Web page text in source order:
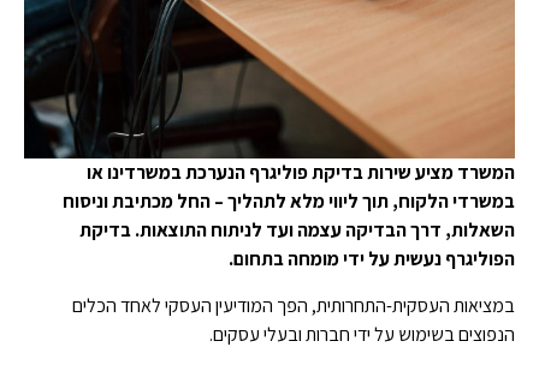
המשרד מציע שירות בדיקת פוליגרף הנערכת במשרדינו או
במשרדי הלקוח, תוך ליווי מלא לתהליך – החל מכתיבת וניסוח
השאלות, דרך הבדיקה עצמה ועד לניתוח התוצאות. בדיקת
הפוליגרף נעשית על ידי מומחה בתחום.
במציאות העסקית-התחרותית, הפך המודיעין העסקי לאחד הכלים
הנפוצים בשימוש על ידי חברות ובעלי עסקים.